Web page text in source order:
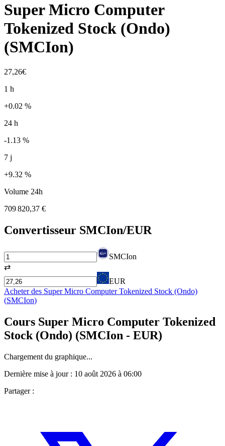
Super Micro Computer
Tokenized Stock (Ondo)
(SMCIon)
27,26€
1 h
+0.02 %
24 h
-1.13 %
7 j
+9.32 %
Volume 24h
709 820,37 €
Convertisseur SMCIon/EUR
SMCIon
⇄
EUR
Acheter des Super Micro Computer Tokenized Stock (Ondo)
(SMCIon)
Cours Super Micro Computer Tokenized
Stock (Ondo) (SMCIon - EUR)
Chargement du graphique...
Dernière mise à jour : 10 août 2026 à 06:00
Partager :